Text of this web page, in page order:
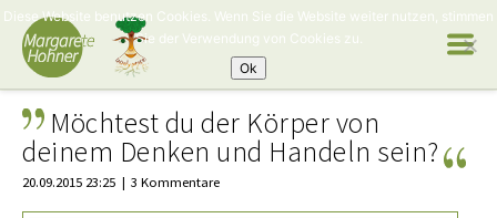
Möchtest du der Körper von
deinem Denken und Handeln sein?
20.09.2015 23:25 3 Kommentare
Diese Website benutzen Cookies. Wenn Sie die Website weiter nutzen, stimmen
Sie der Verwendung von Cookies zu.
Ok